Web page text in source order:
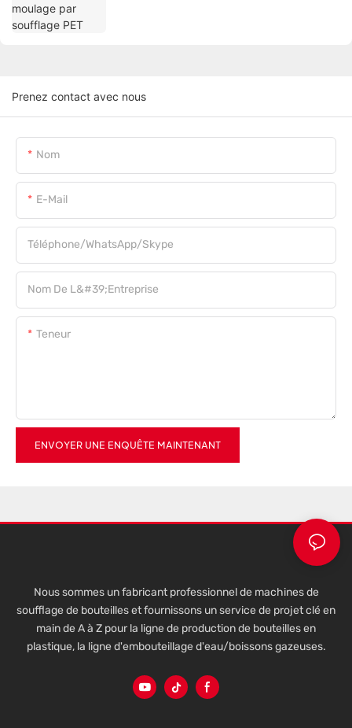
Prenez contact avec nous
Nom
E-Mail
Téléphone/WhatsApp/Skype
Nom De L&#39;entreprise
Teneur
ENVOYER UNE ENQUÊTE MAINTENANT
Nous sommes un fabricant professionnel de machines de
soufflage de bouteilles et fournissons un service de projet clé en
main de A à Z pour la ligne de production de bouteilles en
plastique, la ligne d'embouteillage d'eau/boissons gazeuses.